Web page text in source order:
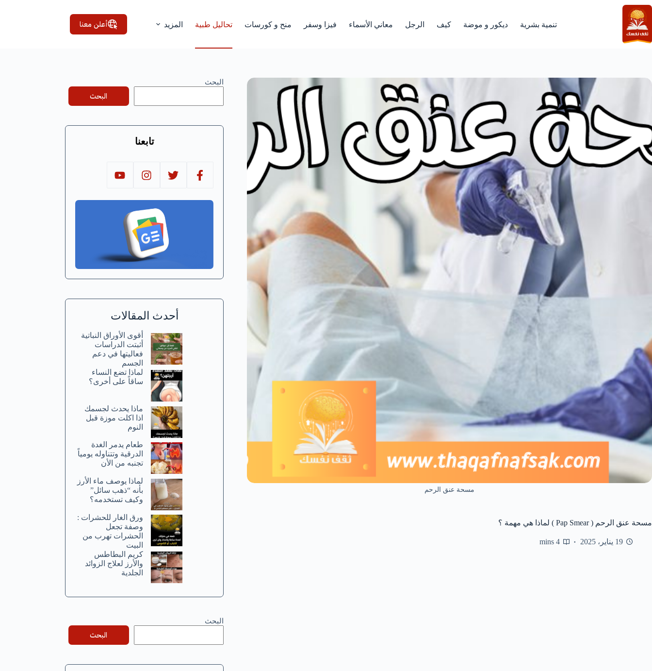
التجاوز
إلى
المحتوى
تنمية بشرية ديكور و موضة كيف الرجل معاني الأسماء فيزا وسفر منح و كورسات تحاليل طبية المزيد أعلن معنا
مسحة عنق الرحم
مسحة عنق الرحم ( Pap Smear ) لماذا هي مهمة ؟
19 يناير، 2025 4 mins
البحث
البحث
تابعنا
أحدث المقالات
أقوى الأوراق النباتية
أثبتت الدراسات
فعاليتها في دعم
الجسم
لماذا تضع النساء
ساقاً على أخرى؟
ماذا يحدث لجسمك
اذا اكلت موزة قبل
النوم
طعام يدمر الغدة
الدرقية وتتناوله يومياً
تجنبه من الأن
لماذا يوصف ماء الأرز
بأنه “ذهب سائل”
وكيف تستخدمه؟
ورق الغار للحشرات :
وصفة تجعل
الحشرات تهرب من
البيت
كريم البطاطس
والأرز لعلاج الزوائد
الجلدية
البحث
البحث